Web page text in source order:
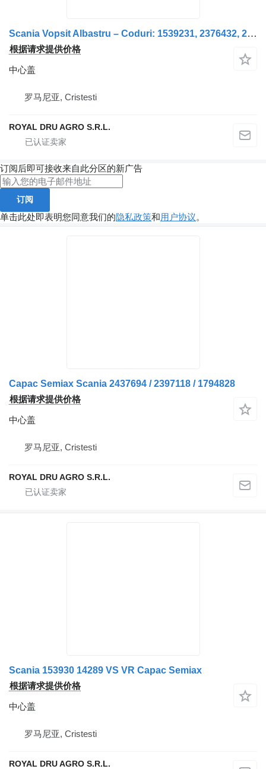
Scania Vopsit Albastru – Coduri: 1539231, 2376432, 273020, 1374305, 1414072 Capac Semiax
根据请求提供价格
中心盖
罗马尼亚, Cristesti
ROYAL DRU AGRO S.R.L.
订阅后即可接收来自此分区的新广告
订阅
单击此处即表明您同意我们的隐私政策和用户协议。
Capac Semiax Scania 2437694 / 2397118 / 1794828
根据请求提供价格
中心盖
罗马尼亚, Cristesti
ROYAL DRU AGRO S.R.L.
Scania 153930 14289 VS VR Capac Semiax
根据请求提供价格
中心盖
罗马尼亚, Cristesti
ROYAL DRU AGRO S.R.L.